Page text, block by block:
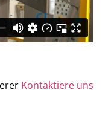
Kontaktiere uns